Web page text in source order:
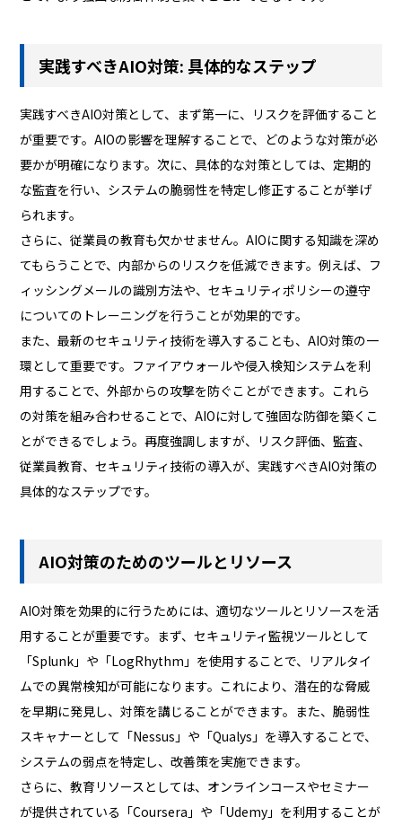
実践すべきAIO対策: 具体的なステップ
実践すべきAIO対策として、まず第一に、リスクを評価すること
が重要です。AIOの影響を理解することで、どのような対策が必
要かが明確になります。次に、具体的な対策としては、定期的
な監査を行い、システムの脆弱性を特定し修正することが挙げ
られます。
さらに、従業員の教育も欠かせません。AIOに関する知識を深め
てもらうことで、内部からのリスクを低減できます。例えば、フ
ィッシングメールの識別方法や、セキュリティポリシーの遵守
についてのトレーニングを行うことが効果的です。
また、最新のセキュリティ技術を導入することも、AIO対策の一
環として重要です。ファイアウォールや侵入検知システムを利
用することで、外部からの攻撃を防ぐことができます。これら
の対策を組み合わせることで、AIOに対して強固な防御を築くこ
とができるでしょう。再度強調しますが、リスク評価、監査、
従業員教育、セキュリティ技術の導入が、実践すべきAIO対策の
具体的なステップです。
AIO対策のためのツールとリソース
AIO対策を効果的に行うためには、適切なツールとリソースを活
用することが重要です。まず、セキュリティ監視ツールとして
「Splunk」や「LogRhythm」を使用することで、リアルタイ
ムでの異常検知が可能になります。これにより、潜在的な脅威
を早期に発見し、対策を講じることができます。また、脆弱性
スキャナーとして「Nessus」や「Qualys」を導入することで、
システムの弱点を特定し、改善策を実施できます。
さらに、教育リソースとしては、オンラインコースやセミナー
が提供されている「Coursera」や「Udemy」を利用することが